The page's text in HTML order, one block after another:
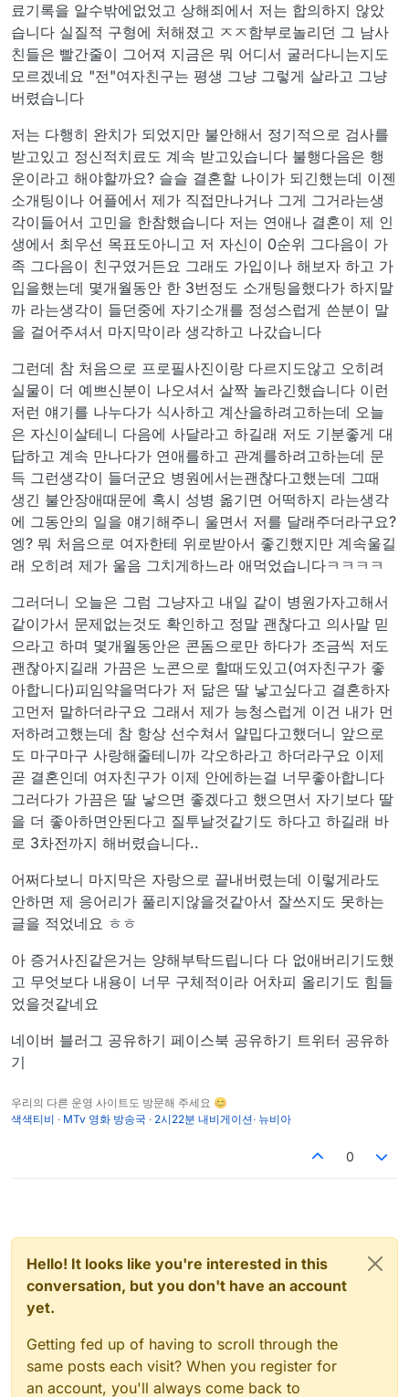
료기록을 알수밖에없었고 상해죄에서 저는 합의하지 않았
습니다 실질적 구형에 처해졌고 ㅈㅈ함부로놀리던 그 남사
친들은 빨간줄이 그어져 지금은 뭐 어디서 굴러다니는지도
모르겠네요 "전"여자친구는 평생 그냥 그렇게 살라고 그냥
버렸습니다
저는 다행히 완치가 되었지만 불안해서 정기적으로 검사를
받고있고 정신적치료도 계속 받고있습니다 불행다음은 행
운이라고 해야할까요? 슬슬 결혼할 나이가 되긴했는데 이젠
소개팅이나 어플에서 제가 직접만나거나 그게 그거라는생
각이들어서 고민을 한참했습니다 저는 연애나 결혼이 제 인
생에서 최우선 목표도아니고 저 자신이 0순위 그다음이 가
족 그다음이 친구였거든요 그래도 가입이나 해보자 하고 가
입을했는데 몇개월동안 한 3번정도 소개팅을했다가 하지말
까 라는생각이 들던중에 자기소개를 정성스럽게 쓴분이 말
을 걸어주셔서 마지막이라 생각하고 나갔습니다
그런데 참 처음으로 프로필사진이랑 다르지도않고 오히려
실물이 더 예쁘신분이 나오셔서 살짝 놀라긴했습니다 이런
저런 얘기를 나누다가 식사하고 계산을하려고하는데 오늘
은 자신이살테니 다음에 사달라고 하길래 저도 기분좋게 대
답하고 계속 만나다가 연애를하고 관계를하려고하는데 문
득 그런생각이 들더군요 병원에서는괜찮다고했는데 그때
생긴 불안장애때문에 혹시 성병 옮기면 어떡하지 라는생각
에 그동안의 일을 얘기해주니 울면서 저를 달래주더라구요?
엥? 뭐 처음으로 여자한테 위로받아서 좋긴했지만 계속울길
래 오히려 제가 울음 그치게하느라 애먹었습니다ㅋㅋㅋㅋ
그러더니 오늘은 그럼 그냥자고 내일 같이 병원가자고해서
같이가서 문제없는것도 확인하고 정말 괜찮다고 의사말 믿
으라고 하며 몇개월동안은 콘돔으로만 하다가 조금씩 저도
괜찮아지길래 가끔은 노콘으로 할때도있고(여자친구가 좋
아합니다)피임약을먹다가 저 닮은 딸 낳고싶다고 결혼하자
고먼저 말하더라구요 그래서 제가 능청스럽게 이건 내가 먼
저하려고했는데 참 항상 선수쳐서 얄밉다고했더니 앞으로
도 마구마구 사랑해줄테니까 각오하라고 하더라구요 이제
곧 결혼인데 여자친구가 이제 안에하는걸 너무좋아합니다
그러다가 가끔은 딸 낳으면 좋겠다고 했으면서 자기보다 딸
을 더 좋아하면안된다고 질투날것같기도 하다고 하길래 바
로 3차전까지 해버렸습니다..
어쩌다보니 마지막은 자랑으로 끝내버렸는데 이렇게라도
안하면 제 응어리가 풀리지않을것같아서 잘쓰지도 못하는
글을 적었네요 ㅎㅎ
아 증거사진같은거는 양해부탁드립니다 다 없애버리기도했
고 무엇보다 내용이 너무 구체적이라 어차피 올리기도 힘들
었을것같네요
네이버 블러그 공유하기 페이스북 공유하기 트위터 공유하
기
우리의 다른 운영 사이트도 방문해 주세요 😊
색색티비 · MTv 영화 방송국 · 2시22분 내비게이션· 뉴비아
0
Hello! It looks like you're interested in this
conversation, but you don't have an account
yet.
Getting fed up of having to scroll through the
same posts each visit? When you register for
an account, you'll always come back to